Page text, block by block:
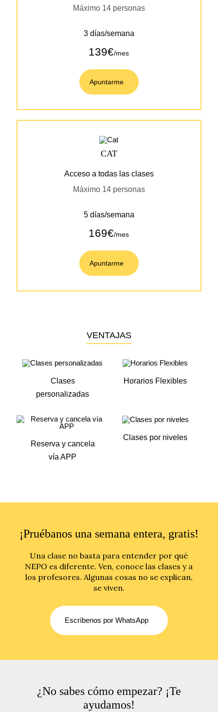
Máximo 14 personas
3 días/semana
139€/mes
Apuntarme
CAT
Acceso a todas las clases
Máximo 14 personas
5 días/semana
169€/mes
Apuntarme
VENTAJAS
Clases
personalizadas
Horarios Flexibles
Reserva y cancela
vía APP
Clases por niveles
¡Pruébanos una semana entera, gratis!
Una clase no basta para entender por qué
NEPO es diferente. Ven, conoce las clases y a
los profesores. Algunas cosas no se explican,
se viven.
Escríbenos por WhatsApp
¿No sabes cómo empezar? ¡Te
ayudamos!